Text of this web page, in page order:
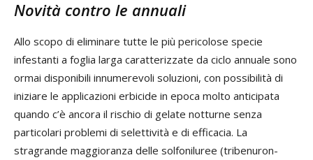
Novità contro le annuali
Allo scopo di eliminare tutte le più pericolose specie
infestanti a foglia larga caratterizzate da ciclo annuale sono
ormai disponibili innumerevoli soluzioni, con possibilità di
iniziare le applicazioni erbicide in epoca molto anticipata
quando c’è ancora il rischio di gelate notturne senza
particolari problemi di selettività e di efficacia. La
stragrande maggioranza delle solfoniluree (tribenuron-